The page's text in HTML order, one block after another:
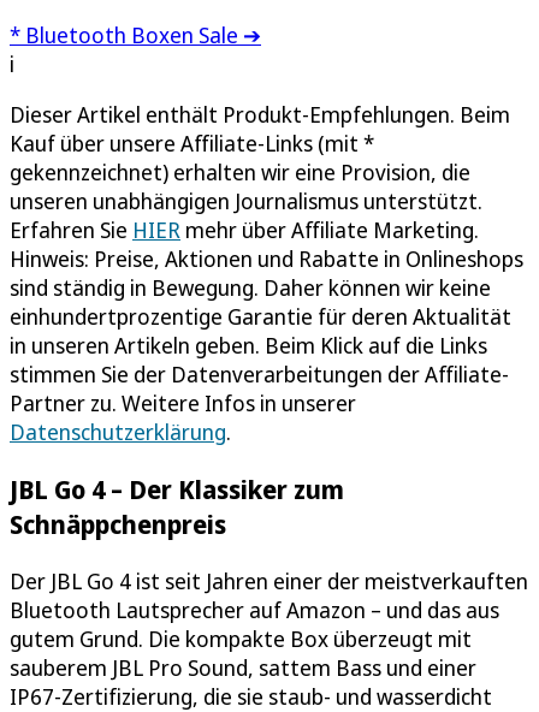
* Bluetooth Boxen Sale ➔
i
Dieser Artikel enthält Produkt-Empfehlungen. Beim
Kauf über unsere Affiliate-Links (mit *
gekennzeichnet) erhalten wir eine Provision, die
unseren unabhängigen Journalismus unterstützt.
Erfahren Sie HIER mehr über Affiliate Marketing.
Hinweis: Preise, Aktionen und Rabatte in Onlineshops
sind ständig in Bewegung. Daher können wir keine
einhundertprozentige Garantie für deren Aktualität
in unseren Artikeln geben. Beim Klick auf die Links
stimmen Sie der Datenverarbeitungen der Affiliate-
Partner zu. Weitere Infos in unserer
Datenschutzerklärung.
JBL Go 4 – Der Klassiker zum
Schnäppchenpreis
Der JBL Go 4 ist seit Jahren einer der meistverkauften
Bluetooth Lautsprecher auf Amazon – und das aus
gutem Grund. Die kompakte Box überzeugt mit
sauberem JBL Pro Sound, sattem Bass und einer
IP67-Zertifizierung, die sie staub- und wasserdicht